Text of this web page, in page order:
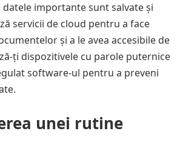
importante sunt salvate și
servicii de cloud pentru a face
și a le avea accesibile de
ți dispozitivele cu parole puternice
software-ul pentru a preveni
unei rutine